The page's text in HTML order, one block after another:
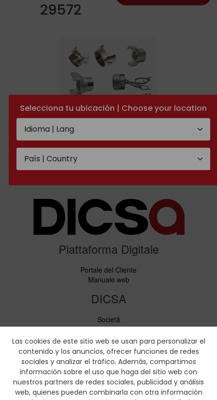
Selecciona tu ubicación | Choose your location
Las cookies de este sitio web se usan para personalizar el
contenido y los anuncios, ofrecer funciones de redes
sociales y analizar el tráfico. Además, compartimos
información sobre el uso que haga del sitio web con
nuestros partners de redes sociales, publicidad y análisis
web, quienes pueden combinarla con otra información
29572
GUILLEMIN acciao
Piattaforma Digitale
Portale del Cliente
Manuale web
DICSA
Societá
Notizie ed Eventi
Servizi
Codice di condotta
Responsabilità sociale
Scaricare
Cataloghi di vendita